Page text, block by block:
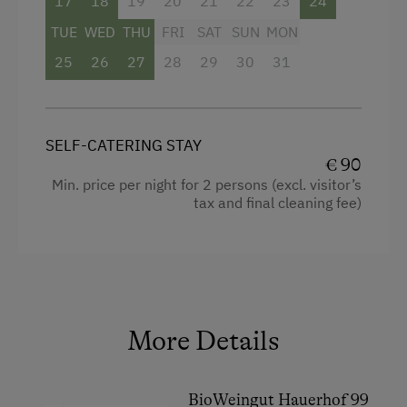
Im Lokal im ebenerdigen Gewölbekeller und
Gastgarten wird regelmäßig ausgeschenkt und
Homepage.
Radio
Beverages sold on the premises
TUE
25
WED
26
THU
27
FRI
28
SAT
29
SUN
30
MON
31
SELF-CATERING STAY
€ 90
Min. price per night for 2 persons (excl. visitor’s
tax and final cleaning fee)
More Details
BioWeingut Hauerhof 99